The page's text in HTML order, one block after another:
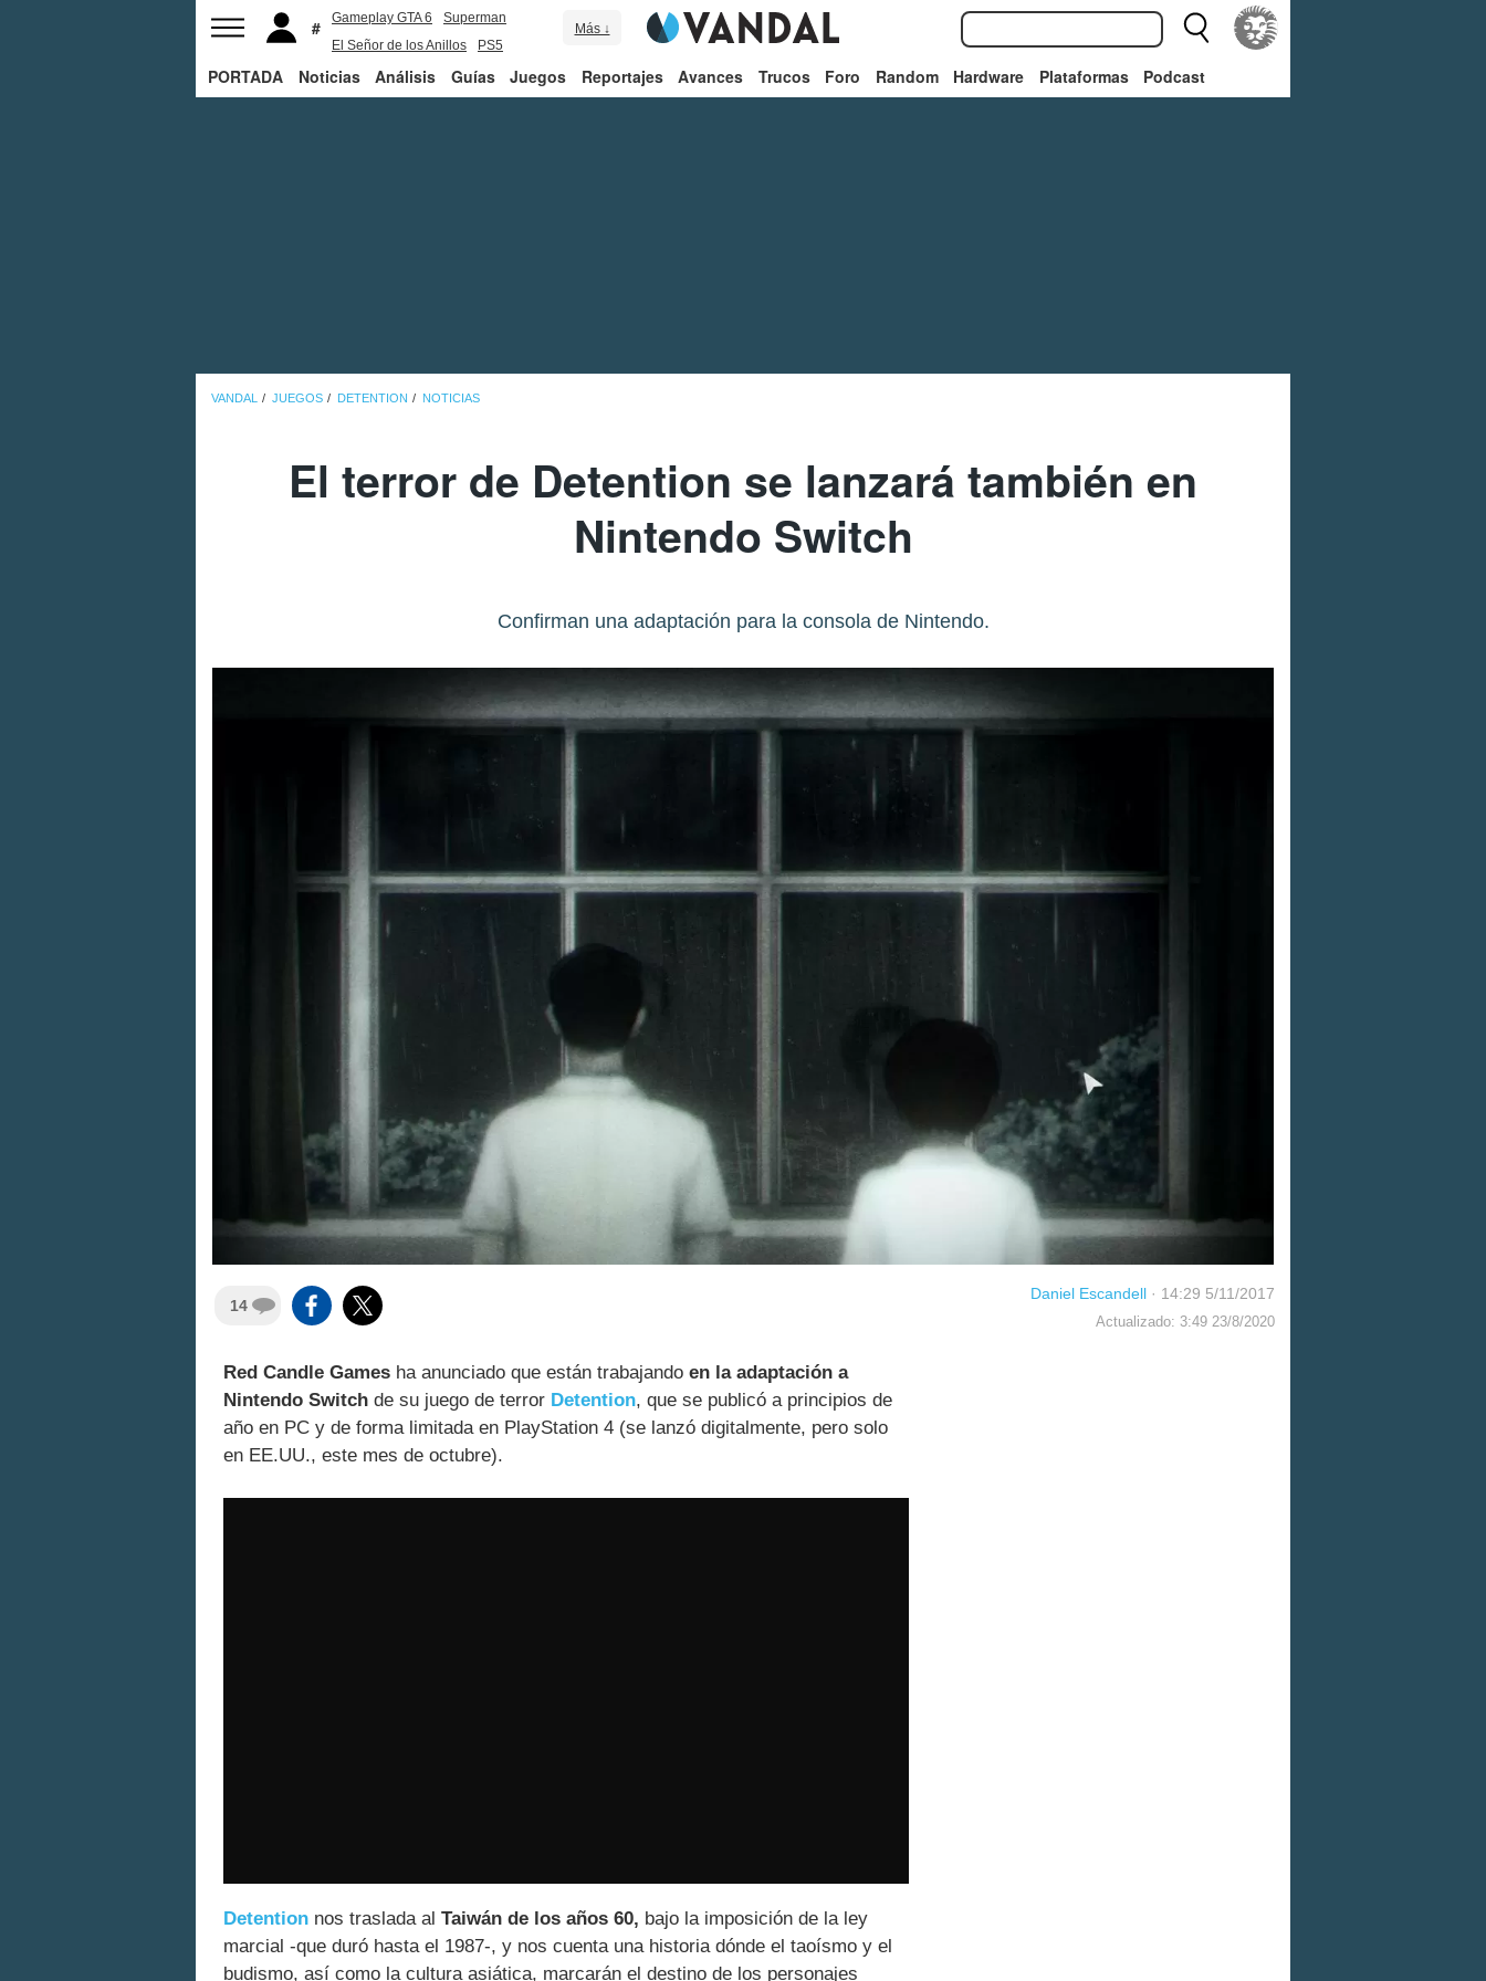
Gameplay GTA 6
Superman
El Señor de los Anillos
PS5
Más ↓
PORTADA Noticias Análisis Guías Juegos Reportajes Avances Trucos Foro Random Hardware Plataformas Podcast
VANDAL JUEGOS DETENTION NOTICIAS
El terror de Detention se lanzará también en
Nintendo Switch
Confirman una adaptación para la consola de Nintendo.
14
Daniel Escandell · 14:29 5/11/2017
Actualizado: 3:49 23/8/2020
Red Candle Games ha anunciado que están trabajando en la adaptación a
Nintendo Switch de su juego de terror Detention, que se publicó a principios de
año en PC y de forma limitada en PlayStation 4 (se lanzó digitalmente, pero solo
en EE.UU., este mes de octubre).
Detention nos traslada al Taiwán de los años 60, bajo la imposición de la ley
marcial -que duró hasta el 1987-, y nos cuenta una historia dónde el taoísmo y el
budismo, así como la cultura asiática, marcarán el destino de los personajes